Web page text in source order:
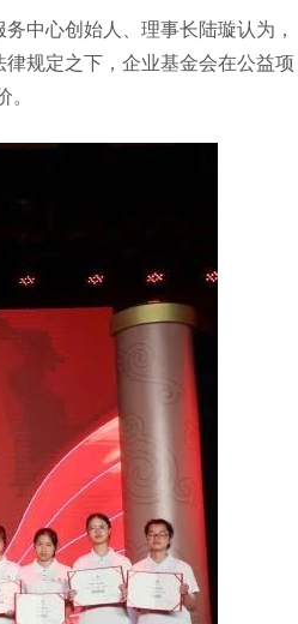
中心创始人、理事长陆璇认为，
规定之下，企业基金会在公益项
。